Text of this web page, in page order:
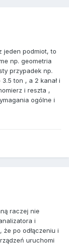
jeden podmiot, to
np. geometria
przypadek np.
ton , a 2 kanał i
i reszta ,
ogólne i
raczej nie
i
po odłączeniu i
uruchomi